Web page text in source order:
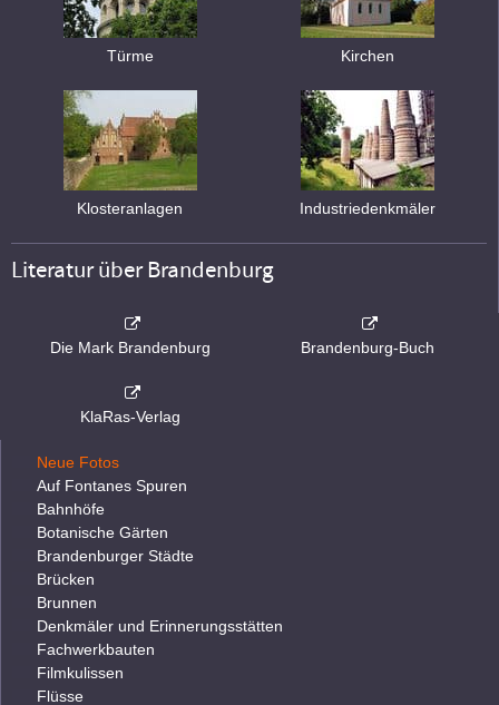
Türme Kirchen
Klosteranlagen Industriedenkmäler
Literatur über Brandenburg
Die Mark Brandenburg Brandenburg-Buch
KlaRas-Verlag
Neue Fotos
Auf Fontanes Spuren
Bahnhöfe
Botanische Gärten
Brandenburger Städte
Brücken
Brunnen
Denkmäler und Erinnerungsstätten
Fachwerkbauten
Filmkulissen
Flüsse